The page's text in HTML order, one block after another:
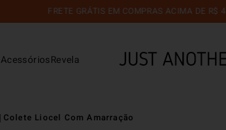
FRETE GRÁTIS EM COMPRAS ACIMA DE R$ 499,90
AcessóriosRevela
Colete Liocel Com Amarração